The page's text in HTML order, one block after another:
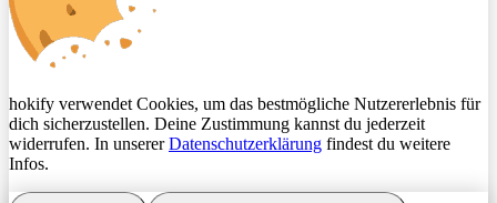
hokify verwendet Cookies, um das bestmögliche Nutzererlebnis für
dich sicherzustellen. Deine Zustimmung kannst du jederzeit
widerrufen. In unsererDatenschutzerklärung findest du weitere
Infos.